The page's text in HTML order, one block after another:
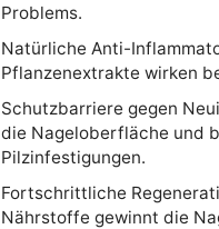
Problems.
Natürliche Anti-
Pflanzenextrakte wirken
Schutzbarriere gegen
die Nageloberfläche und
Pilzinfestigungen.
Fortschrittliche
Nährstoffe gewinnt die